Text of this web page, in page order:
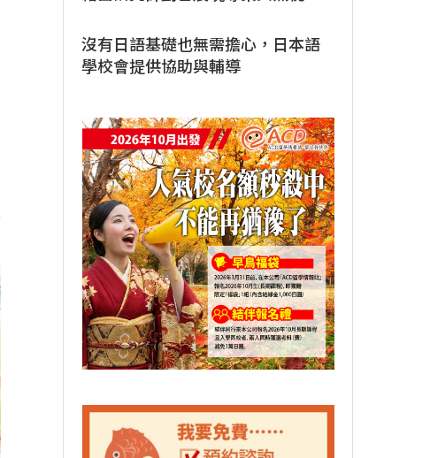
沒有日語基礎也無需擔心，日本語
學校會提供協助與輔導